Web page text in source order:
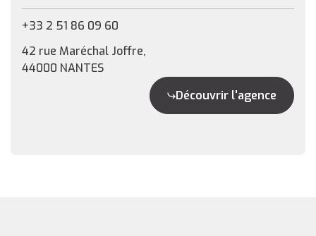
+33 2 51 86 09 60
42 rue Maréchal Joffre,
44000 NANTES
Découvrir l'agence